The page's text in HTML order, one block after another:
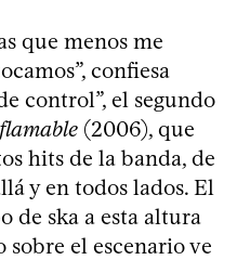
que menos me
confiesa
control”, el segundo
(2006), que
hits de la banda, de
y en todos lados. El
de ska a esta altura
sobre el escenario ve